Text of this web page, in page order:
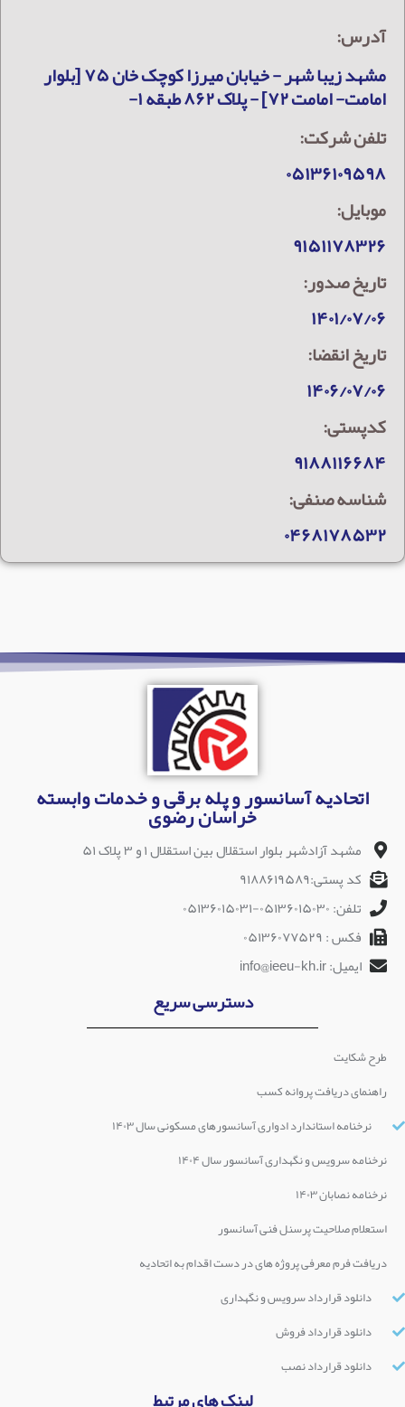
آدرس:
مشهد زیبا شهر - خیابان میرزا کوچک خان ۷۵ [بلوار
امامت- امامت ۷۲] - پلاک ۸۶۲ طبقه ۱-
تلفن شرکت:
۰۵۱۳۶۱۰۹۵۹۸
موبایل:
۹۱۵۱۱۷۸۳۲۶
تاریخ صدور:
۱۴۰۱/۰۷/۰۶
تاریخ انقضا:
۱۴۰۶/۰۷/۰۶
کدپستی:
۹۱۸۸۱۱۶۶۸۴
شناسه صنفی:
۰۴۶۸۱۷۸۵۳۲
اتحادیه آسانسور و پله برقی و خدمات وابسته
خراسان رضوی
مشهد آزادشهر بلوار استقلال بین استقلال ۱ و ۳ پلاک ۵۱
کد پستی:۹۱۸۸۶۱۹۵۸۹
تلفن: ۰۵۱۳۶۰۱۵۰۳۰-۰۵۱۳۶۰۱۵۰۳۱
فکس : ۰۵۱۳۶۰۷۷۵۲۹
ایمیل: info@ieeu-kh.ir
دسترسی سریع
طرح شکایت
راهنمای دریافت پروانه کسب
نرخنامه استاندارد ادواری آسانسورهای مسکونی سال ۱۴۰۳
نرخنامه سرویس و نگهداری آسانسور سال ۱۴۰۴
نرخنامه نصابان ۱۴۰۳
استعلام صلاحیت پرسنل فنی آسانسور
دریافت فرم معرفی پروژه های در دست اقدام به اتحادیه
دانلود قرارداد سرویس و نگهداری
دانلود قرارداد فروش
دانلود قرارداد نصب